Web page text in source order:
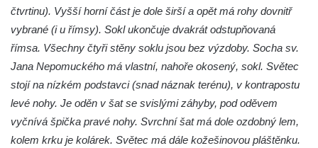
Socha Rosomák v ZOO Hluboká
Socha Beruška v ZOO Hluboká
Socha Vážka v ZOO Hluboká
Socha Volavka v ZOO Hluboká
Flamingo trůn v ZOO Hluboká
Lavička Kůň Převalského v ZOO Hluboká
Lysá nad Labem, barokní město Šporkovo
čtvrtinu). Vyšší horní část je dole širší a opět má rohy dovnitř
vybrané (i u římsy). Sokl ukončuje dvakrát odstupňovaná
římsa. Všechny čtyři stěny soklu jsou bez výzdoby. Socha sv.
Jana Nepomuckého má vlastní, nahoře okosený, sokl. Světec
stojí na nízkém podstavci (snad náznak terénu), v kontrapostu
levé nohy. Je oděn v šat se svislými záhyby, pod oděvem
vyčnívá špička pravé nohy. Svrchní šat má dole ozdobný lem,
kolem krku je kolárek. Světec má dále kožešinovou pláštěnku.